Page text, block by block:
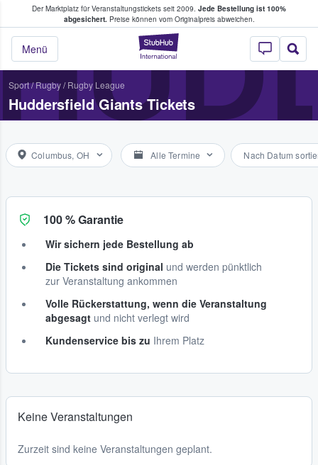
Der Marktplatz für Veranstaltungstickets seit 2009. Jede Bestellung ist 100%
abgesichert.Preise können vom Originalpreis abweichen.
StubHub - Wo
Menü
Tickets kaufen & verkaufen
Sport/Rugby/ Rugby League
Huddersfield Giants Tickets
Columbus, OH Alle Termine Nach Datum
100 % Garantie
Wir sichern jede Bestellung ab
Die Tickets sind original und werden pünktlich
zur Veranstaltung ankommen
Volle Rückerstattung, wenn die Veranstaltung
abgesagt und nicht verlegt wird
Kundenservice bis zu Ihrem Platz
Keine Veranstaltungen
Zurzeit sind keine Veranstaltungen geplant.